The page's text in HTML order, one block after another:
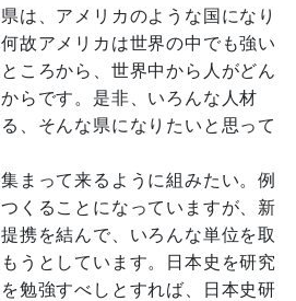
は、アメリカのような国になり
故アメリカは世界の中でも強い
ころから、世界中から人がどん
らです。是非、いろんな人材
、そんな県になりたいと思って
まって来るように組みたい。例
くることになっていますが、新
携を結んで、いろんな単位を取
うとしています。日本史を研究
勉強すべしとすれば、日本史研